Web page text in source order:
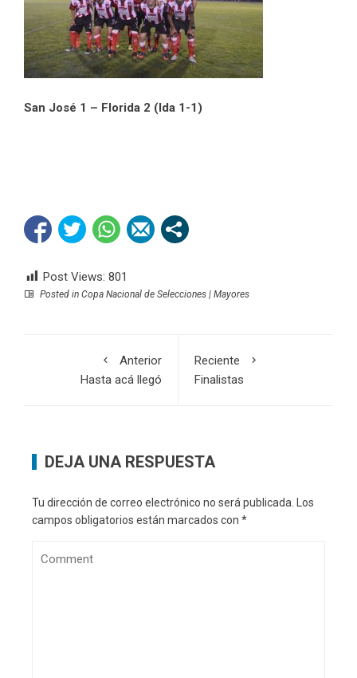
San José 1 – Florida 2 (Ida 1-1)
Post Views: 801
Posted in Copa Nacional de Selecciones | Mayores
Anterior
Hasta acá llegó
Reciente
Finalistas
DEJA UNA RESPUESTA
Tu dirección de correo electrónico no será publicada.
Los
campos obligatorios están marcados con *